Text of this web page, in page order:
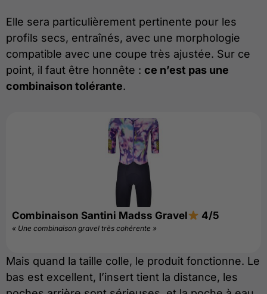
Elle sera particulièrement pertinente pour les
profils secs, entraînés, avec une morphologie
compatible avec une coupe très ajustée. Sur ce
point, il faut être honnête : ce n’est pas une
combinaison tolérante.
Combinaison Santini Madss Gravel 4/5
« Une combinaison gravel très cohérente »
Mais quand la taille colle, le produit fonctionne. Le
bas est excellent, l’insert tient la distance, les